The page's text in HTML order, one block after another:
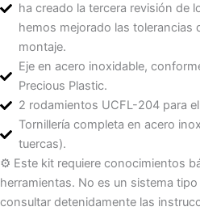
ha creado la tercera revisión de
hemos mejorado las tolerancias
montaje.
Eje en acero inoxidable,
Precious Plastic.
2 rodamientos UCFL-204 para
Tornillería completa en acero
tuercas).
⚙️ Este kit requiere conocimientos
herramientas. No es un sistema
consultar detenidamente las